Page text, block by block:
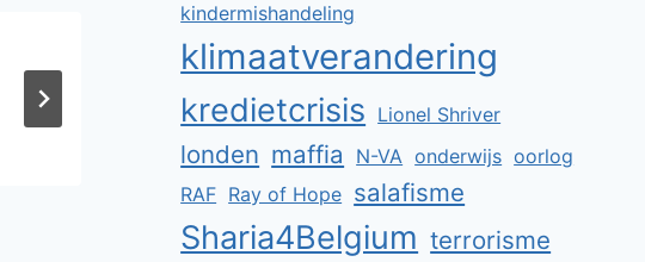
De tuin van de blinde
Door Jan Stevens 12 juli 2013
kindermishandeling
klimaatverandering
kredietcrisis Lionel Shriver
londen maffia N-VA onderwijs oorlog
RAF Ray of Hope salafisme
Sharia4Belgium terrorisme